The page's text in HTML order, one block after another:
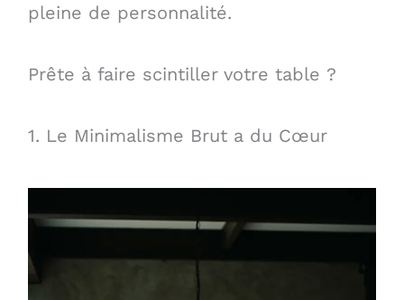
pleine de personnalité.
Prête à faire scintiller votre table ?
1. Le Minimalisme Brut a du Cœur